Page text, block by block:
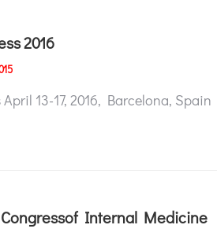
2016
13-17, 2016, Barcelona, Spain
Internal Medicine